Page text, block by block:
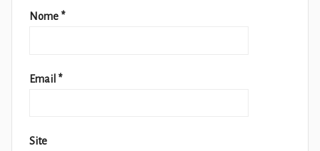
Nome *
Email *
Site